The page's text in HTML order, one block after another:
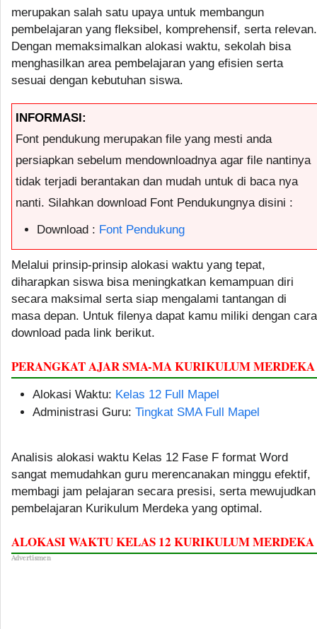
merupakan salah satu upaya untuk membangun
pembelajaran yang fleksibel, komprehensif, serta relevan.
Dengan memaksimalkan alokasi waktu, sekolah bisa
menghasilkan area pembelajaran yang efisien serta
sesuai dengan kebutuhan siswa.
INFORMASI:
Font pendukung merupakan file yang mesti anda
persiapkan sebelum mendownloadnya agar file nantinya
tidak terjadi berantakan dan mudah untuk di baca nya
nanti. Silahkan download Font Pendukungnya disini :
Download : Font Pendukung
Melalui prinsip-prinsip alokasi waktu yang tepat,
diharapkan siswa bisa meningkatkan kemampuan diri
secara maksimal serta siap mengalami tantangan di
masa depan. Untuk filenya dapat kamu miliki dengan cara
download pada link berikut.
PERANGKAT AJAR SMA-MA KURIKULUM MERDEKA
Alokasi Waktu: Kelas 12 Full Mapel
Administrasi Guru: Tingkat SMA Full Mapel
Analisis alokasi waktu Kelas 12 Fase F format Word
sangat memudahkan guru merencanakan minggu efektif,
membagi jam pelajaran secara presisi, serta mewujudkan
pembelajaran Kurikulum Merdeka yang optimal.
ALOKASI WAKTU KELAS 12 KURIKULUM MERDEKA
Advertismen